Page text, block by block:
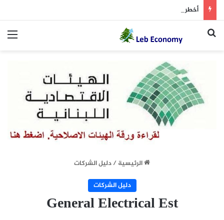
أخطر ما دار داخل غرفة المفاوضات
بحث عن
الرئيسية/دليل الشركات
دليل الشركات
General Electrical Est